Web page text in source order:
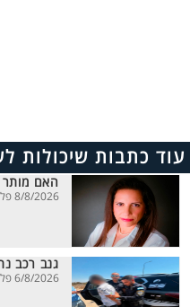
עוד כתבות שיכולות
האם
8/8/2026 פלאשנט חוק ומשפט
גנב רכב
6/8/2026 פלאשנט חוק ומשפט